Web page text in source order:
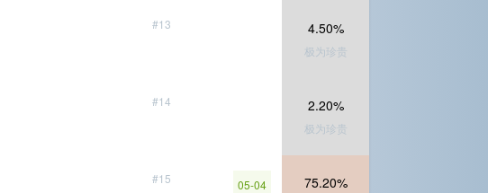
#13 4.50%
极为珍贵
#14 2.20%
极为珍贵
#15
05-04
75.20%